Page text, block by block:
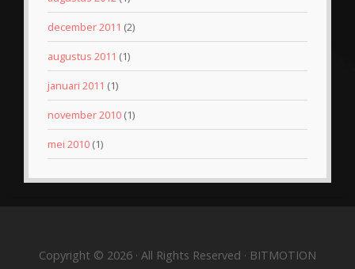
december 2011 (2)
augustus 2011 (1)
januari 2011 (1)
november 2010 (1)
mei 2010 (1)
Copyright © 2026 · All Rights Reserved · BITMOTION